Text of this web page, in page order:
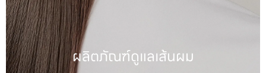
ผลิตภัณฑ์ทำความสะอาด